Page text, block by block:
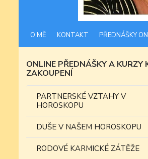
O MĚ KONTAKT PŘEDNÁŠKY
ONLINE PŘEDNÁŠKY A KURZY
ZAKOUPENÍ
PARTNERSKÉ VZTAHY V
HOROSKOPU
DUŠE V NAŠEM HOROSKOPU
RODOVÉ KARMICKÉ ZÁTĚŽE